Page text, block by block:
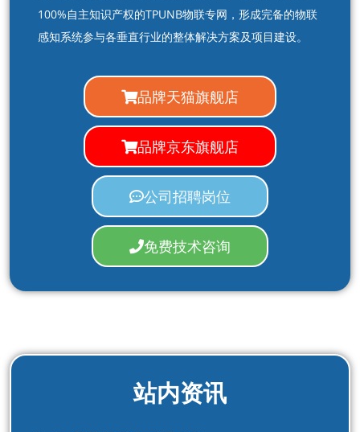
100%自主知识产权的TPUNB物联专网，形成完备的物联
感知系统参与各垂直行业的整体解决方案及项目建设。
品牌天猫旗舰店
品牌京东旗舰店
公司招聘岗位
免费技术咨询
站内资讯